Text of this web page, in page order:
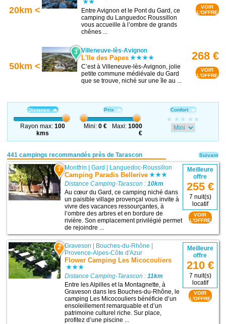
20km <
Entre Avignon et le Pont du Gard, ce
camping du Languedoc Roussillon
vous accueille à l’ombre de grands
chênes ...
VOIR
L'OFFRE
50km <
3 Villeneuve-lès-Avignon
L'Ile des Papes
C’est à Villeneuve-lès-Avignon, jolie
petite commune médiévale du Gard
que se trouve, niché sur une île au ...
268 €
VOIR
L'OFFRE
Distance
Rayon max:100
kms
Prix
Mini: 0 € Maxi:1000
€
Confort
441 campings recommandés près de Tarascon
1 Montfrin |Gard | Languedoc-Roussillon
Camping Paradis Bellerive
Distance Camping-Tarascon :10km
Au cœur du Gard, ce camping niché dans
un paisible village provençal vous invite à
vivre des vacances ressourçantes, à
l’ombre des arbres et en bordure de
rivière. Son emplacement privilégié permet
de rejoindre ...
Meilleure
offre
255 €
7 nuit(s)
locatif
VOIR
L'OFFRE
2 Graveson Bouches-du-Rhône
Provence-Alpes-Côte d'Azur
Flower Camping Les Micocouliers
Distance Camping-Tarascon :11km
Entre les Alpilles et la Montagnette, à
Graveson dans les Bouches-du-Rhône, le
camping Les Micocouliers bénéficie d’un
ensoleillement remarquable et d’un
patrimoine culturel riche. Sur place,
profitez d’une piscine ...
Meilleure
offre
210 €
7 nuit(s)
locatif
VOIR
L'OFFRE
Suivant